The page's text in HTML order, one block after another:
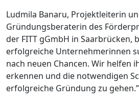
Ludmila Banaru, Projektleiterin
Gründungsberaterin des
der FITT gGmbH in Saarbrücken,
erfolgreiche Unternehmerinnen
nach neuen Chancen. Wir helfen
erkennen und die notwendigen
erfolgreiche Gründung zu gehen.”